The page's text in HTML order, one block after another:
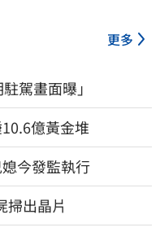
更多
駕畫面曝」
億黃金堆
今發監執行
掃出晶片